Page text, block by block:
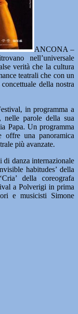
ANCONA –
nell’universale
verità che la cultura
teatrali che con un
della nostra
in programma a
parole della sua
Papa. Un programma
una panoramica
più avanzate.
di danza internazionale
habitudes’ della
della coreografa
a Polverigi in prima
e musicisti Simone